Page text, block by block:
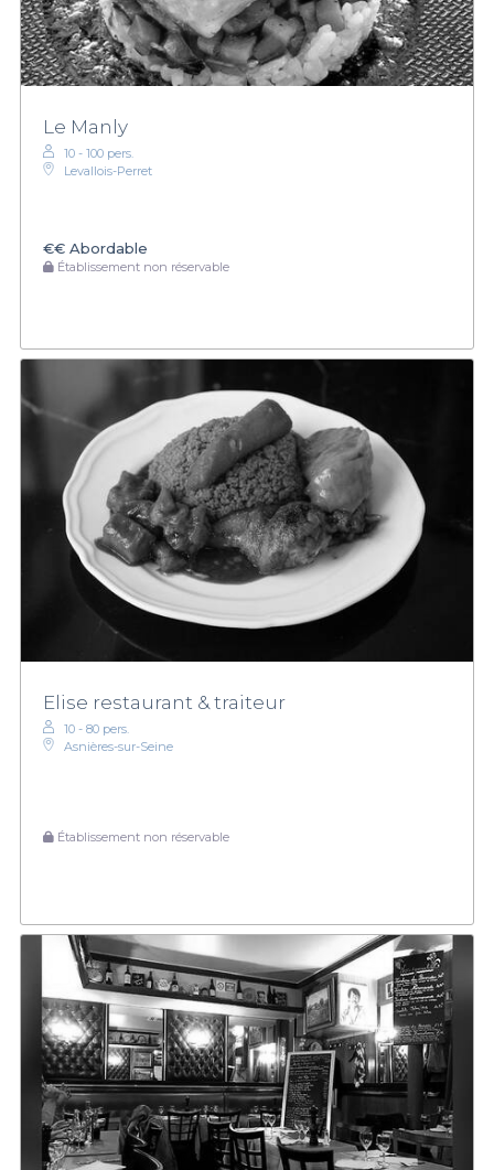
Le Manly
10 - 100 pers.
Levallois-Perret
€€ Abordable
Établissement non réservable
Elise restaurant & traiteur
10 - 80 pers.
Asnières-sur-Seine
Établissement non réservable